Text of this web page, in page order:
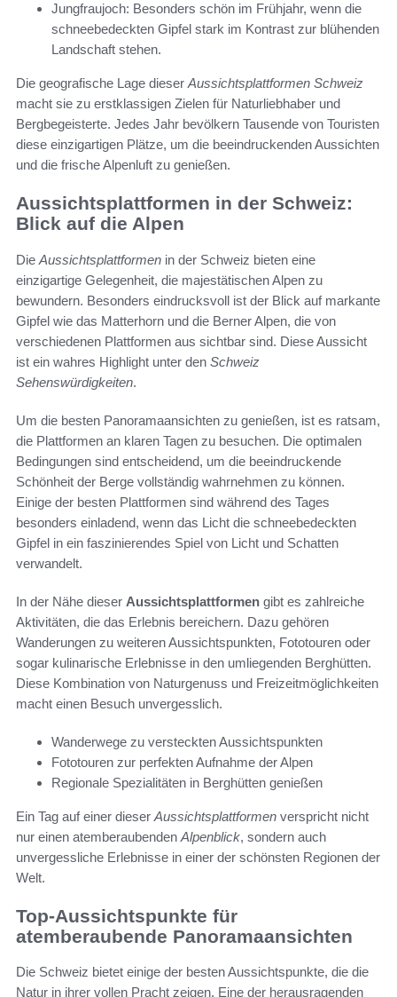
Jungfraujoch: Besonders schön im Frühjahr, wenn die
schneebedeckten Gipfel stark im Kontrast zur blühenden
Landschaft stehen.
Die geografische Lage dieser Aussichtsplattformen Schweiz
macht sie zu erstklassigen Zielen für Naturliebhaber und
Bergbegeisterte. Jedes Jahr bevölkern Tausende von Touristen
diese einzigartigen Plätze, um die beeindruckenden Aussichten
und die frische Alpenluft zu genießen.
Aussichtsplattformen in der Schweiz:
Blick auf die Alpen
Die Aussichtsplattformen in der Schweiz bieten eine
einzigartige Gelegenheit, die majestätischen Alpen zu
bewundern. Besonders eindrucksvoll ist der Blick auf markante
Gipfel wie das Matterhorn und die Berner Alpen, die von
verschiedenen Plattformen aus sichtbar sind. Diese Aussicht
ist ein wahres Highlight unter den Schweiz
Sehenswürdigkeiten.
Um die besten Panoramaansichten zu genießen, ist es ratsam,
die Plattformen an klaren Tagen zu besuchen. Die optimalen
Bedingungen sind entscheidend, um die beeindruckende
Schönheit der Berge vollständig wahrnehmen zu können.
Einige der besten Plattformen sind während des Tages
besonders einladend, wenn das Licht die schneebedeckten
Gipfel in ein faszinierendes Spiel von Licht und Schatten
verwandelt.
In der Nähe dieser Aussichtsplattformen gibt es zahlreiche
Aktivitäten, die das Erlebnis bereichern. Dazu gehören
Wanderungen zu weiteren Aussichtspunkten, Fototouren oder
sogar kulinarische Erlebnisse in den umliegenden Berghütten.
Diese Kombination von Naturgenuss und Freizeitmöglichkeiten
macht einen Besuch unvergesslich.
Wanderwege zu versteckten Aussichtspunkten
Fototouren zur perfekten Aufnahme der Alpen
Regionale Spezialitäten in Berghütten genießen
Ein Tag auf einer dieser Aussichtsplattformen verspricht nicht
nur einen atemberaubenden Alpenblick, sondern auch
unvergessliche Erlebnisse in einer der schönsten Regionen der
Welt.
Top-Aussichtspunkte für
atemberaubende Panoramaansichten
Die Schweiz bietet einige der besten Aussichtspunkte, die die
Natur in ihrer vollen Pracht zeigen. Eine der herausragenden